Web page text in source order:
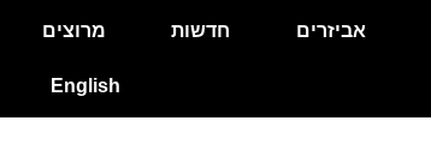
אביזרים חדשות מרוצים
English